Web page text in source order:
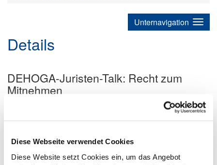
Diese Webseite verwendet Cookies
Diese Website setzt Cookies ein, um das Angebot
Unternavigation
Details
DEHOGA-Juristen-Talk: Recht zum
Mitnehmen
Arbeitszeiten.